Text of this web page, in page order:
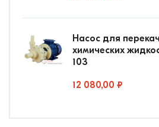
Насос для
химических
103
12 080,00 ₽